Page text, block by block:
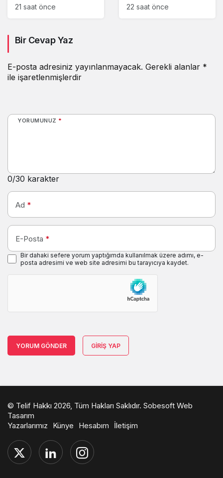
Yönetim Kurulu
21 saat önce
uyuyakaldığı
22 saat önce
Bir Cevap Yaz
E-posta adresiniz yayınlanmayacak. Gerekli alanlar *
ile işaretlenmişlerdir
YORUMUNUZ *
0/30 karakter
Ad *
E-Posta *
Bir dahaki sefere yorum yaptığımda kullanılmak üzere adımı, e-
posta adresimi ve web site adresimi bu tarayıcıya kaydet.
YORUM GÖNDER GIRIŞ YAP
© Telif Hakkı 2026, Tüm Hakları Saklıdır. Sobesoft Web
Tasarım
Yazarlarımız
Künye Hesabım İletişim